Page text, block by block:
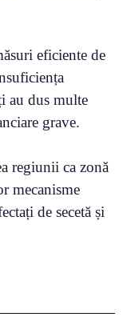
eficiente de
au dus multe
grave.
regiunii ca zonă
mecanisme
de secetă și